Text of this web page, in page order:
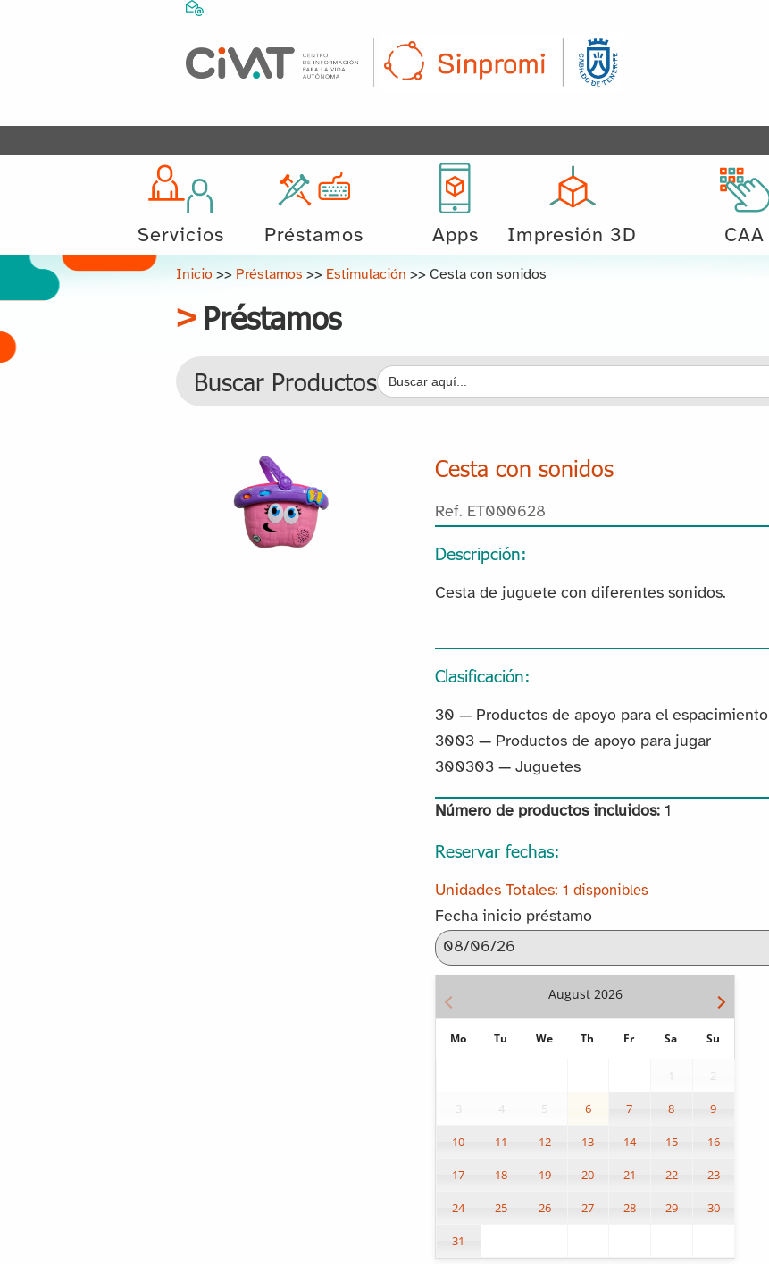
Servicios Préstamos Apps Impresión 3D CAA
Inicio >> Préstamos >> Estimulación >> Cesta con sonidos
Préstamos
Buscar ProductosBuscar:
Cesta con sonidos
Ref. ET000628
Descripción:
Cesta de juguete con diferentes sonidos.
Clasificación:
30 — Productos de apoyo para el espacimiento
3003 — Productos de apoyo para jugar
300303 — Juguetes
Número de productos incluidos:1
Reservar fechas:
1 disponibles
Fecha inicio préstamo
August 2026
Mo Tu We Th Fr Sa Su
2
3 4 5 6 7 8 9
10 11 12 13 14 15 16
17 18 19 20 21 22 23
24 25 26 27 28 29 30
31